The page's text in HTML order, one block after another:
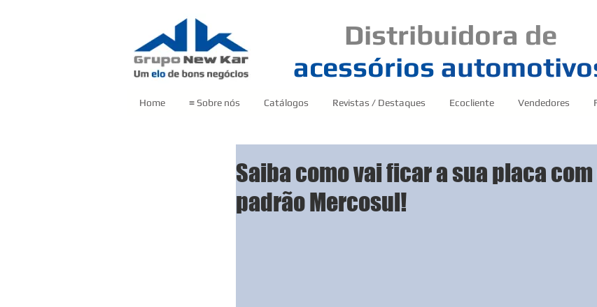
Distribuidora de
acessórios
Home ≡ Sobre nós Catálogos Revistas / Destaques Ecocliente Vendedores
Saiba como vai ficar a sua placa com
padrão Mercosul!